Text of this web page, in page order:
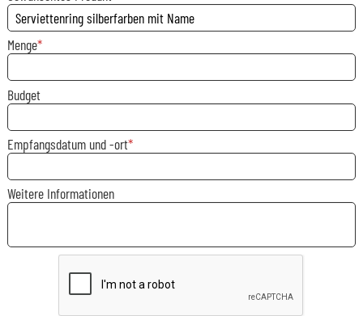
Menge
Budget
Empfangsdatum und -ort
Weitere Informationen